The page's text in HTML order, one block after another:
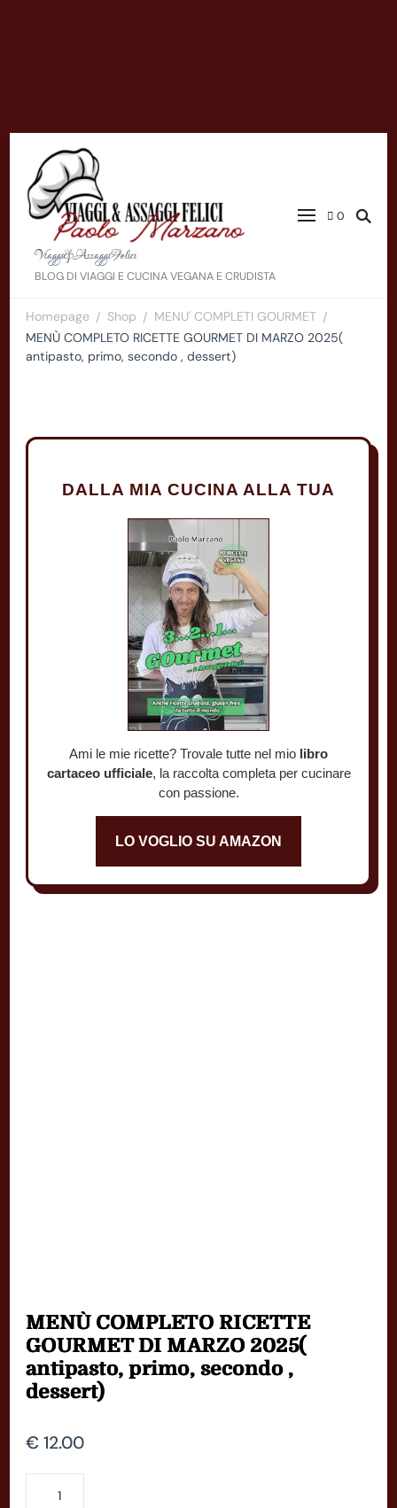
Viaggi&AssaggiFelici
BLOG DI VIAGGI E CUCINA VEGANA E CRUDISTA
0
Homepage / Shop / MENU' COMPLETI GOURMET /
MENÙ COMPLETO RICETTE GOURMET DI MARZO 2025(
antipasto, primo, secondo , dessert)
DALLA MIA CUCINA ALLA TUA
Ami le mie ricette? Trovale tutte nel mio libro
cartaceo ufficiale, la raccolta completa per cucinare
con passione.
LO VOGLIO SU AMAZON
MENÙ COMPLETO RICETTE
GOURMET DI MARZO 2025(
antipasto, primo, secondo ,
dessert)
€ 12.00